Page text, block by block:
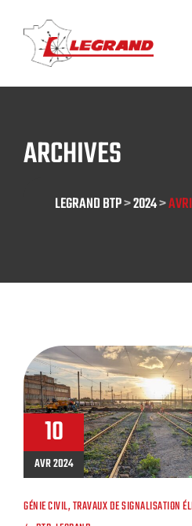
ARCHIVES
LEGRAND BTP>2024>
10
AVR 2024
GÉNIE CIVIL,TRAVAUX DE SIGNALISATION